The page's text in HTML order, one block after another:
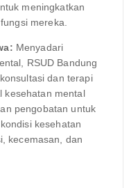
meningkatkan
mereka.
Menyadari
RSUD Bandung
dan terapi
kesehatan mental
pengobatan untuk
kesehatan
kecemasan, dan